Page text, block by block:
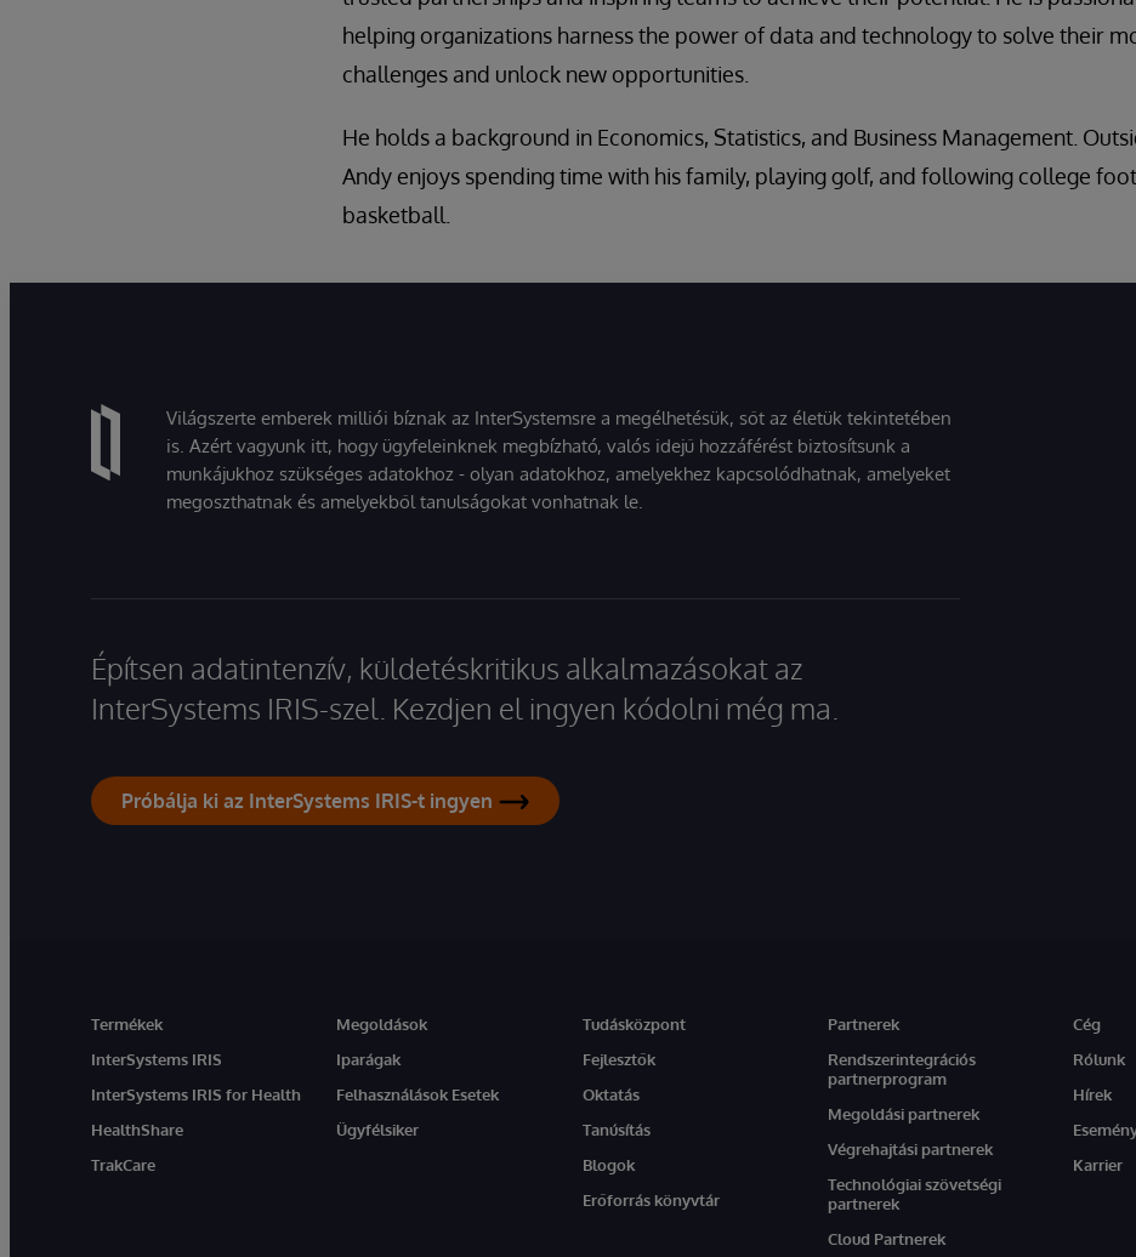
helping organizations harness the power of data and technology to solve their
challenges and unlock new opportunities.
He holds a background in Economics, Statistics, and Business Management.
Andy enjoys spending time with his family, playing golf, and following college
basketball.
Világszerte emberek milliói bíznak az InterSystemsre a megélhetésük, sőt az életük tekintetében
is. Azért vagyunk itt, hogy ügyfeleinknek megbízható, valós idejű hozzáférést biztosítsunk a
munkájukhoz szükséges adatokhoz - olyan adatokhoz, amelyekhez kapcsolódhatnak, amelyeket
megoszthatnak és amelyekből tanulságokat vonhatnak le.
Építsen adatintenzív, küldetéskritikus alkalmazásokat az
InterSystems IRIS-szel. Kezdjen el ingyen kódolni még ma.
Próbálja ki az InterSystems IRIS-t ingyen
Termékek
InterSystems IRIS
InterSystems IRIS for Health
HealthShare
TrakCare
Megoldások
Iparágak
Felhasználások Esetek
Ügyfélsiker
Tudásközpont
Fejlesztők
Oktatás
Tanúsítás
Blogok
Erőforrás könyvtár
Partnerek
Rendszerintegrációs
partnerprogram
Megoldási partnerek
Végrehajtási partnerek
Technológiai szövetségi
partnerek
Cloud Partnerek
Cég
Rólunk
Hírek
Karrier